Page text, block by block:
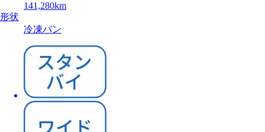
141,280km
形状
冷凍バン